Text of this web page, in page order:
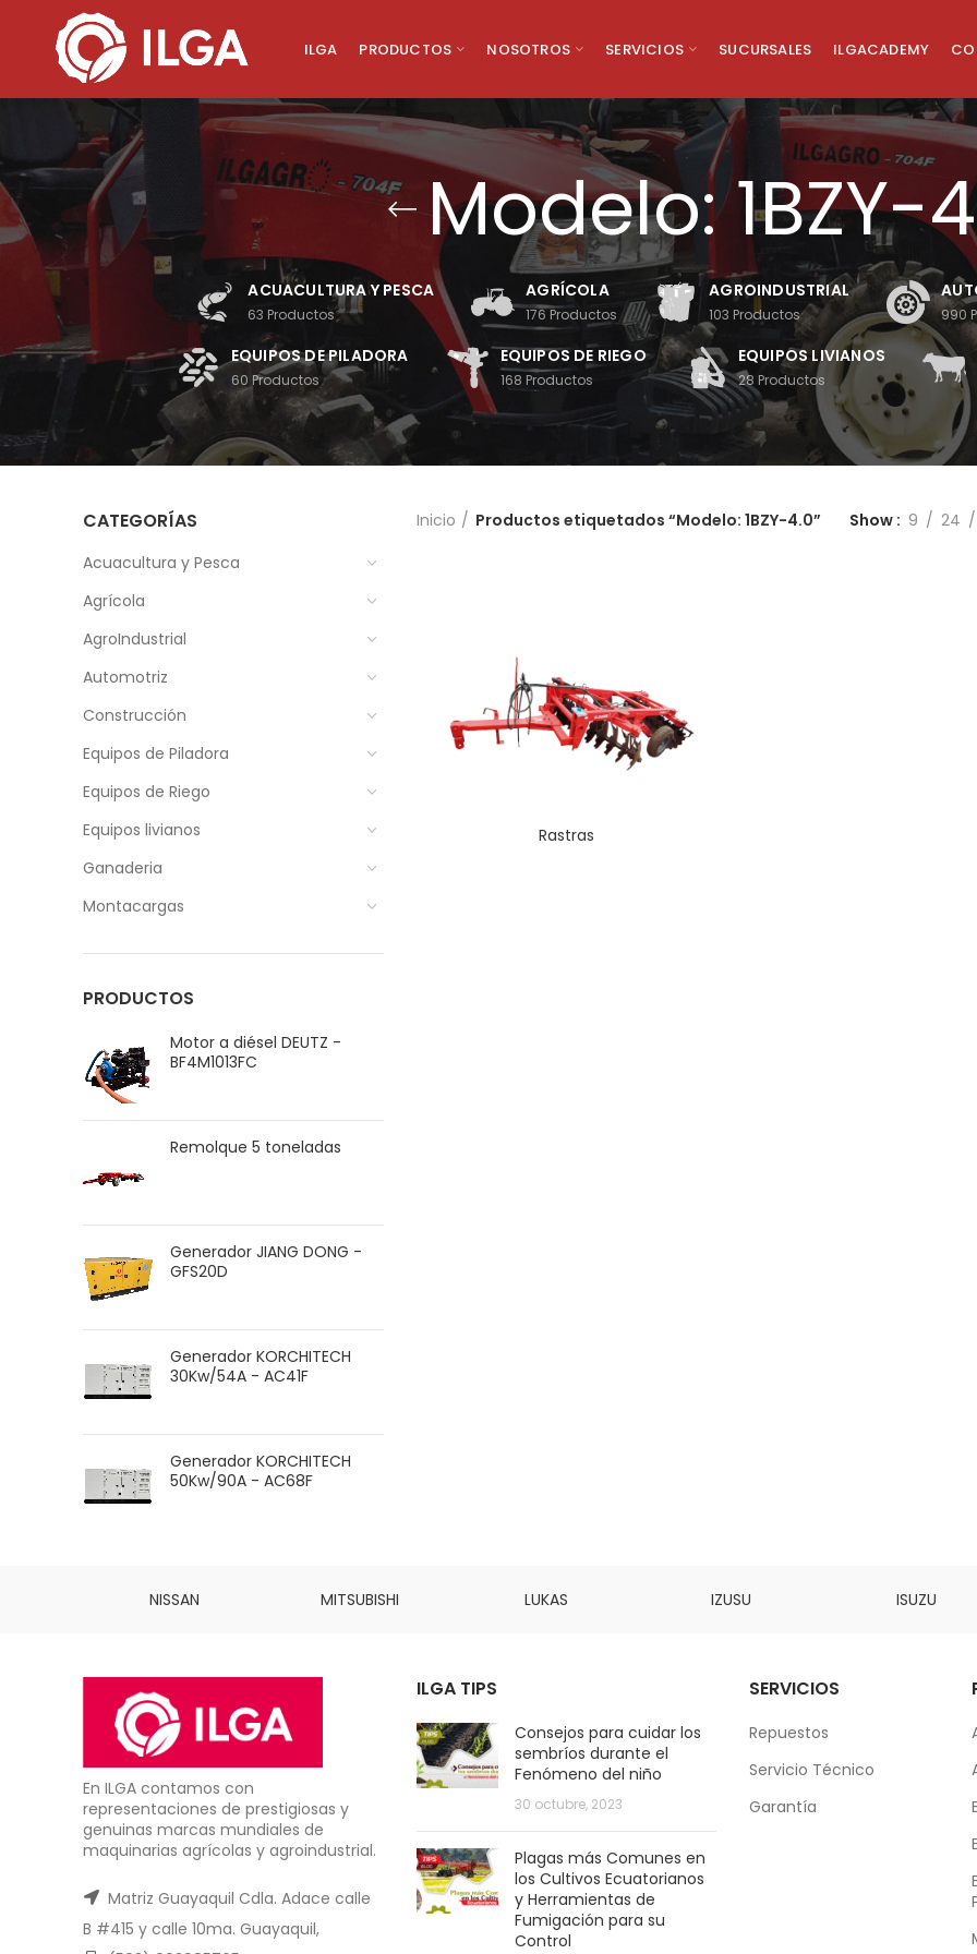
ILGA PRODUCTOS NOSOTROS SERVICIOS SUCURSALES ILGACADEMY
Modelo: 1BZY-
ACUACULTURA Y PESCA
63 Productos
AGRÍCOLA
176Productos
AGROINDUSTRIAL
103 Productos 990
EQUIPOS DE PILADORA
60 Productos
EQUIPOS DE RIEGO
168 Productos
EQUIPOS LIVIANOS
28 Productos
CATEGORÍAS
Acuacultura y Pesca
Agrícola
AgroIndustrial
Automotriz
Construcción
Equipos de Piladora
Equipos de Riego
Equipos livianos
Ganaderia
Montacargas
PRODUCTOS
Motor a diésel DEUTZ -
BF4M1013FC
Remolque 5 toneladas
Generador JIANG DONG -
GFS20D
Generador KORCHITECH
30Kw/54A - AC41F
Generador KORCHITECH
50Kw/90A - AC68F
Inicio Productos etiquetados “Modelo: 1BZY-4.0” Show 9 24
Rastras
NISSAN MITSUBISHI LUKAS IZUSU ISUZU
En ILGA contamos con
representaciones de prestigiosas y
genuinas marcas mundiales de
maquinarias agrícolas y agroindustrial.
Matriz Guayaquil Cdla. Adace calle
B #415 y calle 10ma. Guayaquil,
ILGA TIPS
Consejos para cuidar los
sembríos durante el
Fenómeno del niño
30 octubre, 2023
Plagas más Comunes en
los Cultivos Ecuatorianos
y Herramientas de
Fumigación para su
Control
SERVICIOS
Repuestos
Servicio Técnico
Garantía